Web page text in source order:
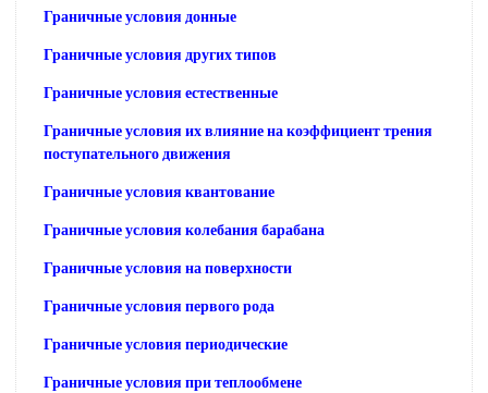
Граничные условия донные
Граничные условия других типов
Граничные условия естественные
Граничные условия их влияние на коэффициент трения
поступательного движения
Граничные условия квантование
Граничные условия колебания барабана
Граничные условия на поверхности
Граничные условия первого рода
Граничные условия периодические
Граничные условия при теплообмене